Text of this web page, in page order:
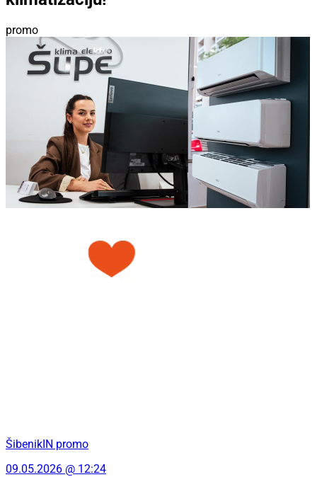
promo
ŠibenikIN promo
09.05.2026 @ 12:24